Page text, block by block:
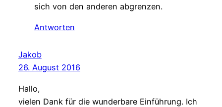
sich von den anderen abgrenzen.
Antworten
Jakob
26. August 2016
Hallo,
vielen Dank für die wunderbare Einführung. Ich